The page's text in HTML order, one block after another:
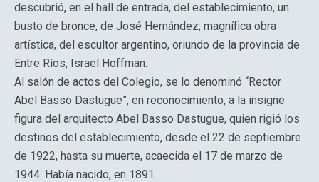
descubrió, en el hall de entrada, del establecimiento, un
busto de bronce, de José Hernández; magnífica obra
artística, del escultor argentino, oriundo de la provincia de
Entre Ríos, Israel Hoffman.
Al salón de actos del Colegio, se lo denominó “Rector
Abel Basso Dastugue”, en reconocimiento, a la insigne
figura del arquitecto Abel Basso Dastugue, quien rigió los
destinos del establecimiento, desde el 22 de septiembre
de 1922, hasta su muerte, acaecida el 17 de marzo de
1944. Había nacido, en 1891.